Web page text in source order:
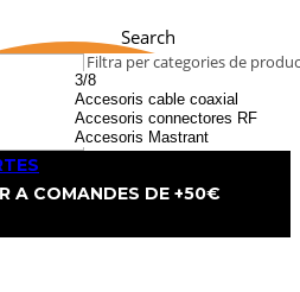
Search
Filtra per categories de
A COMANDES DE +50€